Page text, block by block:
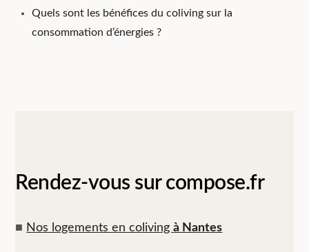
Quels sont les bénéfices du coliving sur la
consommation d’énergies ?
Rendez-vous sur compose.fr
■ Nos logements en colivingà Nantes